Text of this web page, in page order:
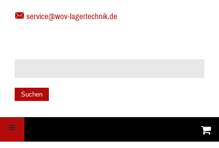
service@wov-lagertechnik.de
Suchen